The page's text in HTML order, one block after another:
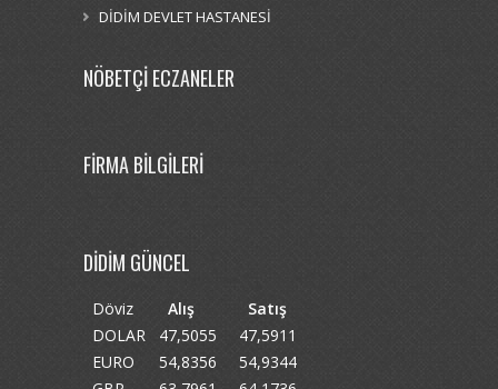
DİDİM DEVLET HASTANESİ
NÖBETÇİ ECZANELER
FİRMA BİLGİLERİ
DİDİM GÜNCEL
Döviz Alış
Satış
DOLAR
47,5055
47,5911
EURO
54,8356
54,9344